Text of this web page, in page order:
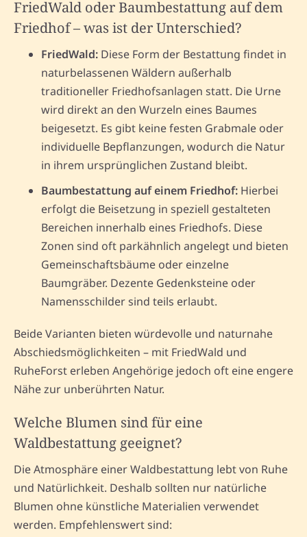
FriedWald oder Baumbestattung auf dem
Friedhof – was ist der Unterschied?
FriedWald: Diese Form der Bestattung findet in
naturbelassenen Wäldern außerhalb
traditioneller Friedhofsanlagen statt. Die Urne
wird direkt an den Wurzeln eines Baumes
beigesetzt. Es gibt keine festen Grabmale oder
individuelle Bepflanzungen, wodurch die Natur
in ihrem ursprünglichen Zustand bleibt.
Baumbestattung auf einem Friedhof: Hierbei
erfolgt die Beisetzung in speziell gestalteten
Bereichen innerhalb eines Friedhofs. Diese
Zonen sind oft parkähnlich angelegt und bieten
Gemeinschaftsbäume oder einzelne
Baumgräber. Dezente Gedenksteine oder
Namensschilder sind teils erlaubt.
Beide Varianten bieten würdevolle und naturnahe
Abschiedsmöglichkeiten – mit FriedWald und
RuheForst erleben Angehörige jedoch oft eine engere
Nähe zur unberührten Natur.
Welche Blumen sind für eine
Waldbestattung geeignet?
Die Atmosphäre einer Waldbestattung lebt von Ruhe
und Natürlichkeit. Deshalb sollten nur natürliche
Blumen ohne künstliche Materialien verwendet
werden. Empfehlenswert sind: